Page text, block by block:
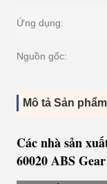
Ứng dụng:
Nguồn gốc:
Mô tả Sản phẩm
Các nhà sản
60020 ABS